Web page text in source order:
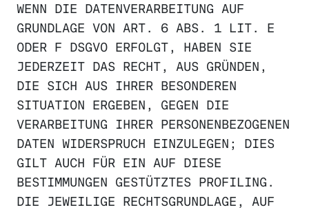
WENN DIE DATENVERARBEITUNG AUF
GRUNDLAGE VON ART. 6 ABS. 1 LIT. E
ODER F DSGVO ERFOLGT, HABEN SIE
JEDERZEIT DAS RECHT, AUS GRÜNDEN,
DIE SICH AUS IHRER BESONDEREN
SITUATION ERGEBEN, GEGEN DIE
VERARBEITUNG IHRER PERSONENBEZOGENEN
DATEN WIDERSPRUCH EINZULEGEN; DIES
GILT AUCH FÜR EIN AUF DIESE
BESTIMMUNGEN GESTÜTZTES PROFILING.
DIE JEWEILIGE RECHTSGRUNDLAGE, AUF